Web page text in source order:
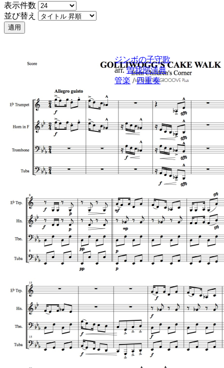
表示件数
並び替え
ジンボの子守歌
arr.曽我部清典
管楽 /四重奏